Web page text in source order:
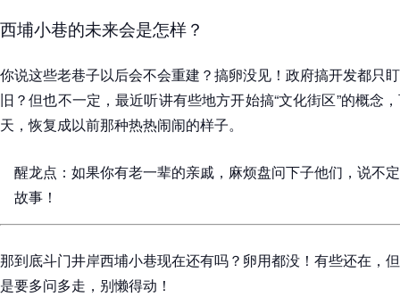
西埔小巷的未来会是怎样？
你说这些老巷子以后会不会重建？搞卵没见！政府搞开发都只
旧？但也不一定，最近听讲有些地方开始搞“文化街区”的概念
天，恢复成以前那种热热闹闹的样子。
醒龙点：如果你有老一辈的亲戚，麻烦盘问下子他们，说不
故事！
那到底斗门井岸西埔小巷现在还有吗？卵用都没！有些还在，
是要多问多走，别懒得动！